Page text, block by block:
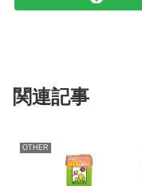
関連記事
OTHER